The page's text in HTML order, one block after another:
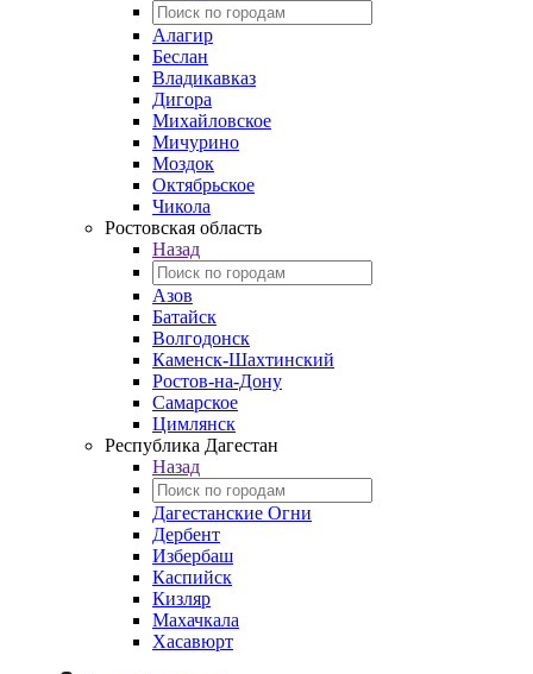
Алагир
Беслан
Владикавказ
Дигора
Михайловское
Мичурино
Моздок
Октябрьское
Чикола
Ростовская область
Назад
Азов
Батайск
Волгодонск
Каменск-Шахтинский
Ростов-на-Дону
Самарское
Цимлянск
Республика Дагестан
Назад
Дагестанские Огни
Дербент
Избербаш
Каспийск
Кизляр
Махачкала
Хасавюрт